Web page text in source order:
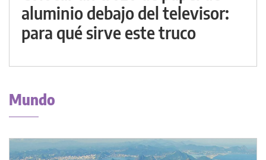
aluminio debajo del televisor:
para qué sirve este truco
Mundo